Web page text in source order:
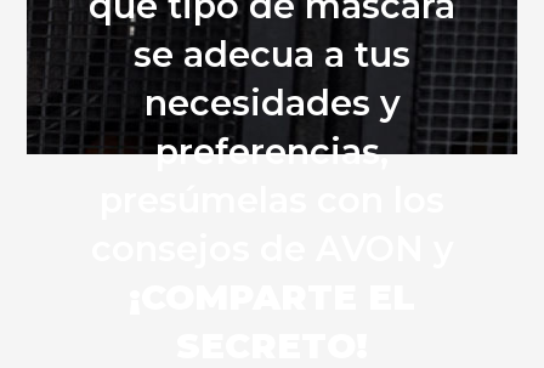
se adecua a tus
necesidades y
preferencias,